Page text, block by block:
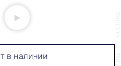
в наличии